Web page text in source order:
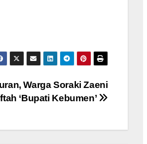
Warga Soraki Zaeni
‘Bupati Kebumen’